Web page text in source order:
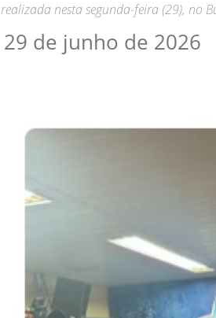
realizada nesta segunda-feira (29), no
29 de junho de 2026